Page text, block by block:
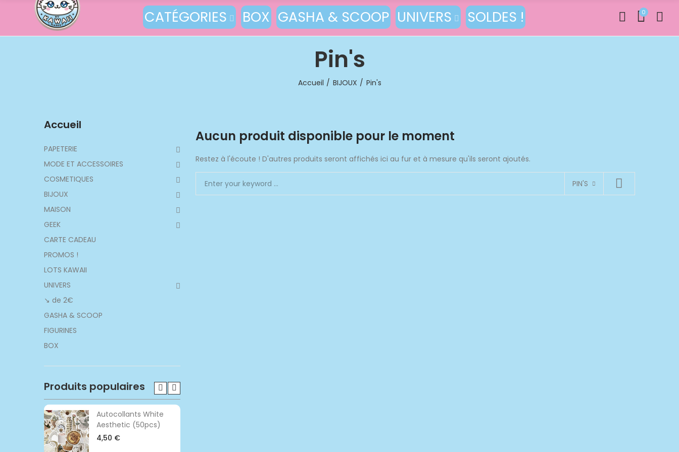
CATÉGORIES BOX GASHA & SCOOP UNIVERS SOLDES ! 0
Pin's
Accueil BIJOUX Pin's
Aucun produit disponible pour le moment
Restez à l'écoute ! D'autres produits seront affichés ici au fur et à mesure qu'ils seront ajoutés.
PIN'S
Accueil
PAPETERIE
MODE ET ACCESSOIRES
COSMETIQUES
BIJOUX
MAISON
GEEK
CARTE CADEAU
PROMOS !
LOTS KAWAII
UNIVERS
↘ de 2€
GASHA & SCOOP
FIGURINES
BOX
Produits populaires
Autocollants White
Aesthetic (50pcs)
4,50 €